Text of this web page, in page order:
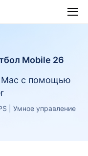
Mobile 26
Mac с помощью
| Умное управление